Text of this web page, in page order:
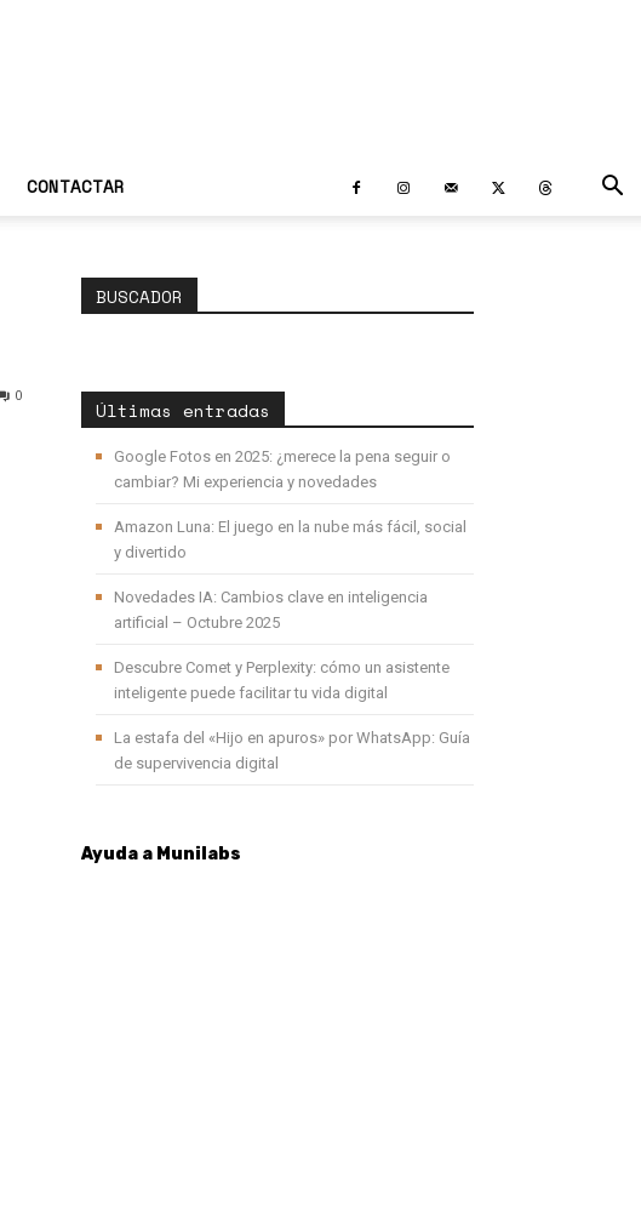
CONTACTAR
0
BUSCADOR
Últimas entradas
Google Fotos en 2025: ¿merece la pena seguir o
cambiar? Mi experiencia y novedades
Amazon Luna: El juego en la nube más fácil, social
y divertido
Novedades IA: Cambios clave en inteligencia
artificial – Octubre 2025
Descubre Comet y Perplexity: cómo un asistente
inteligente puede facilitar tu vida digital
La estafa del «Hijo en apuros» por WhatsApp: Guía
de supervivencia digital
Ayuda a Munilabs